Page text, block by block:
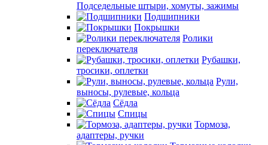
Подседельные штыри, хомуты, зажимы
Подшипники
Покрышки
Ролики
переключателя
Рубашки,
тросики, оплетки
Рули,
выносы, рулевые, кольца
Сёдла
Спицы
Тормоза,
адаптеры, ручки